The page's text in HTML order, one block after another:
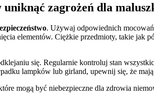
zagrożeń dla
. Używaj odpowiednich
elementów. Ciężkie przedmioty, takie jak
się. Regularnie kontroluj stan
lampków lub girland, upewnij się, że
mogą być niebezpieczne dla zdrowia